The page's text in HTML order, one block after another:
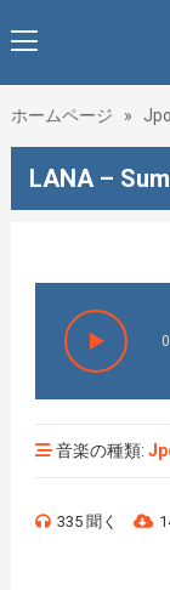
ホームページ »
LANA –
音楽の種類:
335 聞く